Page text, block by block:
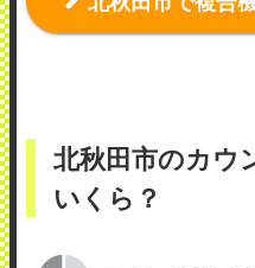
北秋田市のカウ
いくら？